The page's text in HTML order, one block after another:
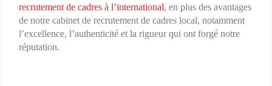
recrutement de cadres à l’international, en plus des avantages
de notre cabinet de recrutement de cadres local, notamment
l’excellence, l’authenticité et la rigueur qui ont forgé notre
réputation.